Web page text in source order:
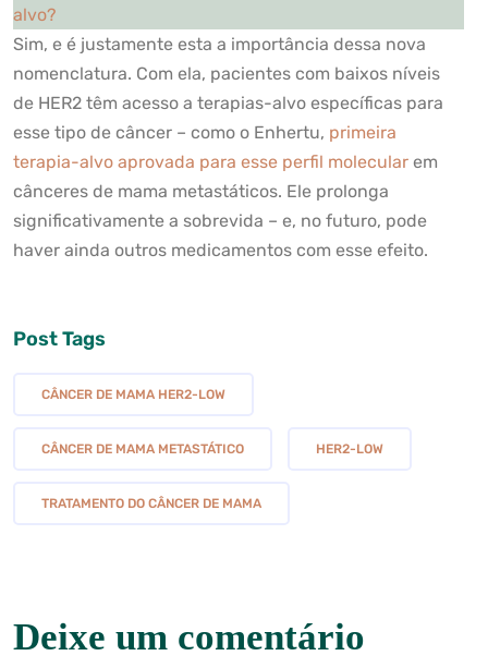
alvo?
Sim, e é justamente esta a importância dessa nova
nomenclatura. Com ela, pacientes com baixos níveis
de HER2 têm acesso a terapias-alvo específicas para
esse tipo de câncer – como o Enhertu, primeira
terapia-alvo aprovada para esse perfil molecular em
cânceres de mama metastáticos. Ele prolonga
significativamente a sobrevida – e, no futuro, pode
haver ainda outros medicamentos com esse efeito.
Post Tags
CÂNCER DE MAMA HER2-LOW
CÂNCER DE MAMA METASTÁTICO HER2-LOW
TRATAMENTO DO CÂNCER DE MAMA
Deixe um comentário